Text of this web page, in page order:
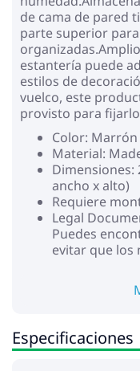
de cama de pared
parte superior
estantería puede
estilos de
vuelco, este
provisto para
Color:
Material:
Dimensiones:
ancho x alto)
Requiere
Legal
Puedes
evitar que los
Especificaciones